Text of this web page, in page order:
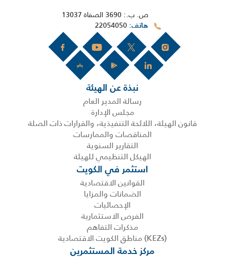
ص. ب.: 3690 الصفاة 13037
هاتف
نبذة عن الهيئة
رسالة المدير العام
مجلس الإدارة
قانون الهيئة، اللائحة التنفيذية، والقرارات ذات الصلة
المناقصات والممارسات
التقارير السنوية
الهيكل التنظيمي للهيئة
استثمر في الكويت
القوانين الاقتصادية
الضمانات والمزايا
الإحصائيات
الفرص الاستثمارية
مذكرات التفاهم
(KEZs) مناطق الكويت الاقتصادية
مركز خدمة المستثمرين